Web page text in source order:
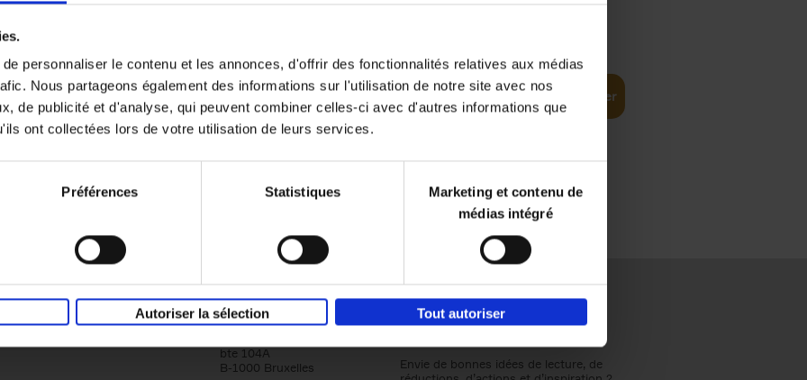
personnaliser le contenu et les annonces, d'offrir des fonctionnalités relatives aux médias
Nous partageons également des informations sur l'utilisation de notre site avec nos
de publicité et d'analyse, qui peuvent combiner celles-ci avec d'autres informations que
ont collectées lors de votre utilisation de leurs services.
Préférences Statistiques
Marketing et contenu de
médias intégré
Autoriser la sélection Tout autoriser
Planning to Promoting
Clo Willaerts
Couverture souple
352 Ajouter au panier
Société
Qui sommes-nous?
Éditions Racine
Tour & Taxis
bte 104A
B-1000 Bruxelles
Envie de bonnes idées de lecture, de